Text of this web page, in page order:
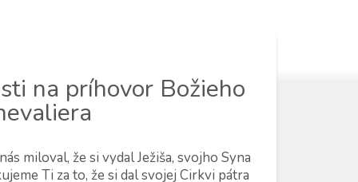
na príhovor Božieho
miloval, že si vydal Ježiša, svojho Syna
Ti za to, že si dal svojej Cirkvi pátra